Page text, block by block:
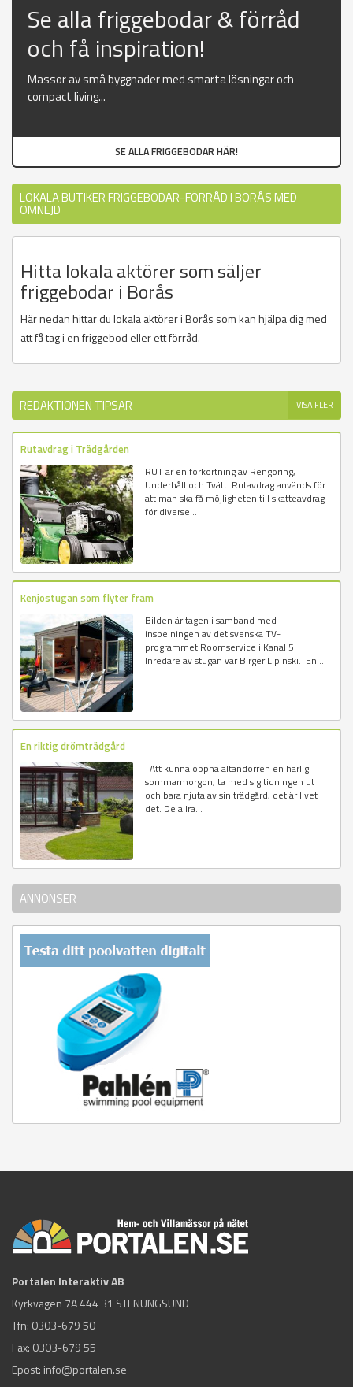
Se alla friggebodar & förråd
och få inspiration!
Massor av små byggnader med smarta lösningar och
compact living...
SE ALLA FRIGGEBODAR HÄR!
LOKALA BUTIKER FRIGGEBODAR-FÖRRÅD I BORÅS MED
OMNEJD
Hitta lokala aktörer som säljer
friggebodar i Borås
Här nedan hittar du lokala aktörer i Borås som kan hjälpa dig med
att få tag i en friggebod eller ett förråd.
REDAKTIONEN TIPSAR VISA FLER
Rutavdrag i Trädgården
RUT är en förkortning av Rengöring,
Underhåll och Tvätt. Rutavdrag används för
att man ska få möjligheten till skatteavdrag
för diverse...
Kenjostugan som flyter fram
Bilden är tagen i samband med
inspelningen av det svenska TV-
programmet Roomservice i Kanal 5.
Inredare av stugan var Birger Lipinski. En...
En riktig drömträdgård
Att kunna öppna altandörren en härlig
sommarmorgon, ta med sig tidningen ut
och bara njuta av sin trädgård, det är livet
det. De allra...
ANNONSER
Portalen Interaktiv AB
Kyrkvägen 7A 444 31 STENUNGSUND
Tfn: 0303-679 50
Fax: 0303-679 55
Epost: info@portalen.se